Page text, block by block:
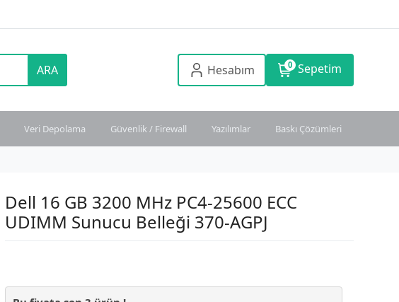
ARA Hesabım 0 Sepetim
Veri Depolama Güvenlik / Firewall Yazılımlar Baskı Çözümleri
Dell 16 GB 3200 MHz PC4-25600 ECC
UDIMM Sunucu Belleği 370-AGPJ